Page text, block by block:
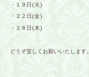
・１９日(火)
・２２日(金)
・２８日(木)
どうぞ宜しくお願いいたします。